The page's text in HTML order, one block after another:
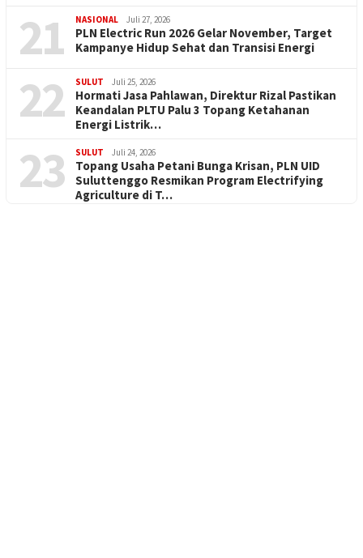
21 NASIONAL Juli 27, 2026
PLN Electric Run 2026 Gelar November, Target
Kampanye Hidup Sehat dan Transisi Energi
22 SULUT Juli 25, 2026
Hormati Jasa Pahlawan, Direktur Rizal Pastikan
Keandalan PLTU Palu 3 Topang Ketahanan
Energi Listrik…
23 SULUT Juli 24, 2026
Topang Usaha Petani Bunga Krisan, PLN UID
Suluttenggo Resmikan Program Electrifying
Agriculture di T…